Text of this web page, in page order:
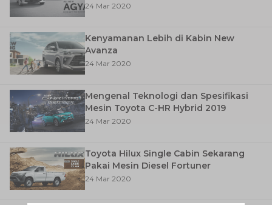
24 Mar 2020
Kenyamanan Lebih di Kabin New
Avanza
24 Mar 2020
Mengenal Teknologi dan Spesifikasi
Mesin Toyota C-HR Hybrid 2019
24 Mar 2020
Toyota Hilux Single Cabin Sekarang
Pakai Mesin Diesel Fortuner
24 Mar 2020